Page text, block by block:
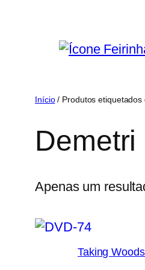
Início/ Produtos etiquetados
Demetri
Apenas um
Taking